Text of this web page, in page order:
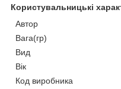
Користувальницькі
Автор
Вага(гр)
Вид
Вік
Код виробника